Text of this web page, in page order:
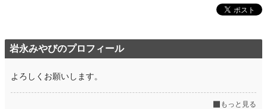
岩永みやびのプロフィール
よろしくお願いします。
もっと見る